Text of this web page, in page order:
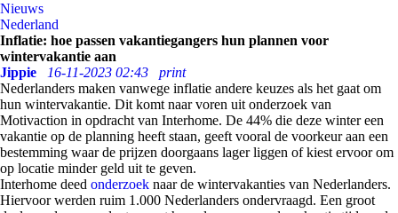
Nieuws
Nederland
Inflatie: hoe passen vakantiegangers hun plannen voor
wintervakantie aan
Jippie
16-11-2023 02:43
print
Nederlanders maken vanwege inflatie andere keuzes als het gaat om
hun wintervakantie. Dit komt naar voren uit onderzoek van
Motivaction in opdracht van Interhome. De 44% die deze winter een
vakantie op de planning heeft staan, geeft vooral de voorkeur aan een
bestemming waar de prijzen doorgaans lager liggen of kiest ervoor om
op locatie minder geld uit te geven.
Interhome deed onderzoek naar de wintervakanties van Nederlanders.
Hiervoor werden ruim 1.000 Nederlanders ondervraagd. Een groot